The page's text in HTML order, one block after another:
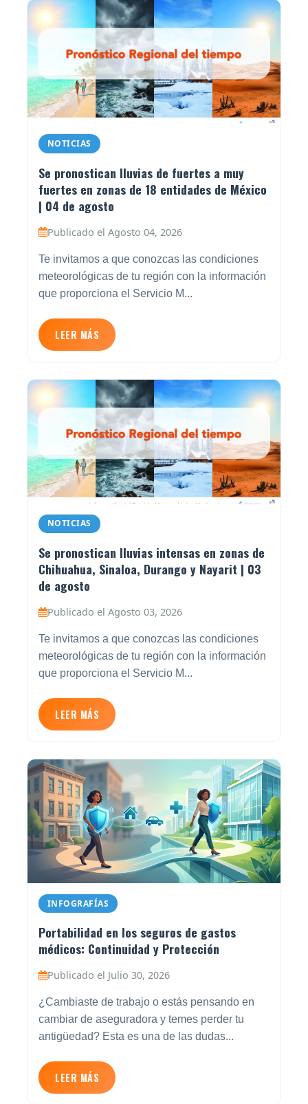
NOTICIAS
Se pronostican lluvias de fuertes a muy
fuertes en zonas de 18 entidades de México
| 04 de agosto
Publicado el Agosto 04, 2026
Te invitamos a que conozcas las condiciones
meteorológicas de tu región con la información
que proporciona el Servicio M...
LEER MÁS
NOTICIAS
Se pronostican lluvias intensas en zonas de
Chihuahua, Sinaloa, Durango y Nayarit | 03
de agosto
Publicado el Agosto 03, 2026
Te invitamos a que conozcas las condiciones
meteorológicas de tu región con la información
que proporciona el Servicio M...
LEER MÁS
INFOGRAFÍAS
Portabilidad en los seguros de gastos
médicos: Continuidad y Protección
Publicado el Julio 30, 2026
¿Cambiaste de trabajo o estás pensando en
cambiar de aseguradora y temes perder tu
antigüedad? Esta es una de las dudas...
LEER MÁS